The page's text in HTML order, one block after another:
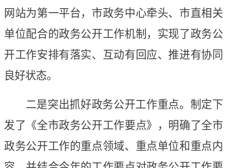
网站为第一平台，市政务中心牵头、市直相关
单位配合的政务公开工作机制，实现了政务公
开工作安排有落实、互动有回应、推进有协同
良好状态。
二是突出抓好政务公开工作重点。制定下
发了《全市政务公开工作要点》，明确了全市
政务公开工作的重点领域、重点单位和重点内